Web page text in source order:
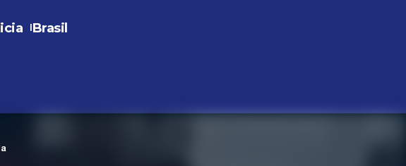
Brasil